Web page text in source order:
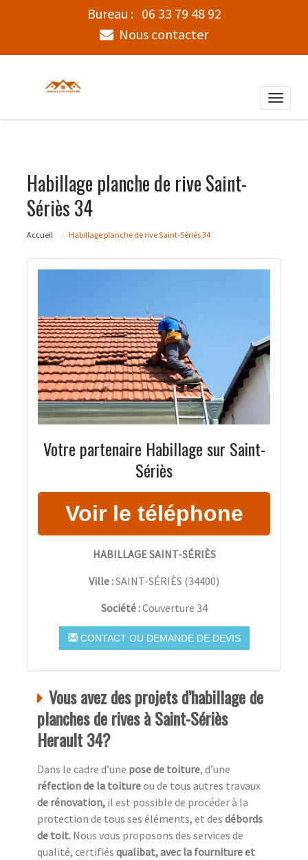
Bureau : 06 33 79 48 92
Nous contacter
Toggle
Habillage planche de rive Saint-
Sériès 34
Accueil Habillage planche de rive Saint-Sériès 34
Votre partenaire Habillage sur Saint-
Sériès
HABILLAGE SAINT-SÉRIÈS
Ville :SAINT-SÉRIÈS (34400)
Société :Couverture 34
CONTACT OU DEMANDE DE DEVIS
Vous avez des projets d’habillage de
planches de rives à Saint-Sériès
Herault 34?
Dans le cadre d’une pose de toiture, d’une
réfection de la toitureou de tous autres travaux
de rénovation, il est possible de procéder à la
protection de tous ses éléments, et des débords
de toit. Nous vous proposons des services de
qualité, certifiés qualibat, avec la fourniture et